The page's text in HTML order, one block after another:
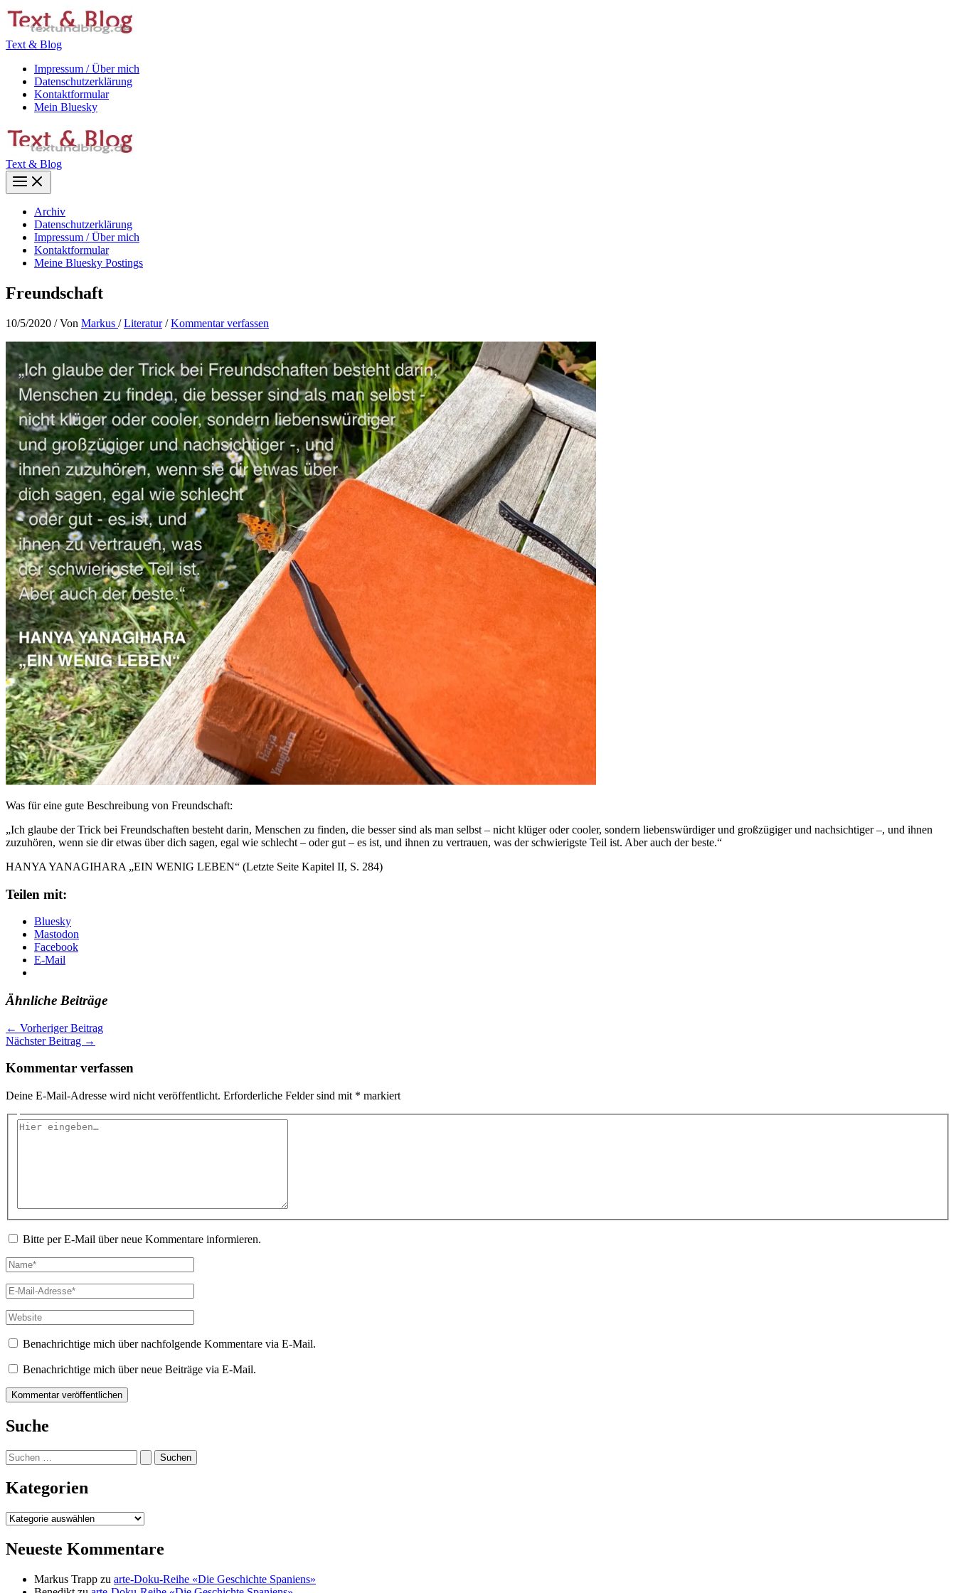
Zum
Inhalt
Text & Blog
Impressum / Über mich
Datenschutzerklärung
Kontaktformular
Mein Bluesky
Text & Blog
Main
Menu
Archiv
Datenschutzerklärung
Impressum / Über mich
Kontaktformular
Meine Bluesky Postings
Freundschaft
10/5/2020 / Von Markus /Literatur/Kommentar verfassen
Was für eine gute Beschreibung von Freundschaft:
„Ich glaube der Trick bei Freundschaften besteht darin, Menschen zu finden, die besser sind als man selbst – nicht klüger oder cooler, sondern liebenswürdiger und großzügiger und nachsichtiger –, und ihnen
zuzuhören, wenn sie dir etwas über dich sagen, egal wie schlecht – oder gut – es ist, und ihnen zu vertrauen, was der schwierigste Teil ist. Aber auch der beste.“
HANYA YANAGIHARA „EIN WENIG LEBEN“ (Letzte Seite Kapitel II, S. 284)
Teilen mit:
Bluesky
Mastodon
Facebook
E-Mail
Ähnliche Beiträge
← Vorheriger Beitrag
Nächster Beitrag →
Kommentar verfassen
Deine E-Mail-Adresse wird nicht veröffentlicht. Erforderliche Felder sind mit * markiert
Hier
Bitte per E-Mail über neue Kommentare informieren.
Name*
E-
Mail-
Adresse*
Website
Benachrichtige mich über nachfolgende Kommentare via E-Mail.
Benachrichtige mich über neue Beiträge via E-Mail.
Suche
Suchen
nach:
Kategorien
Kategorien
Neueste Kommentare
Markus Trapp zu arte-Doku-Reihe «Die Geschichte Spaniens»